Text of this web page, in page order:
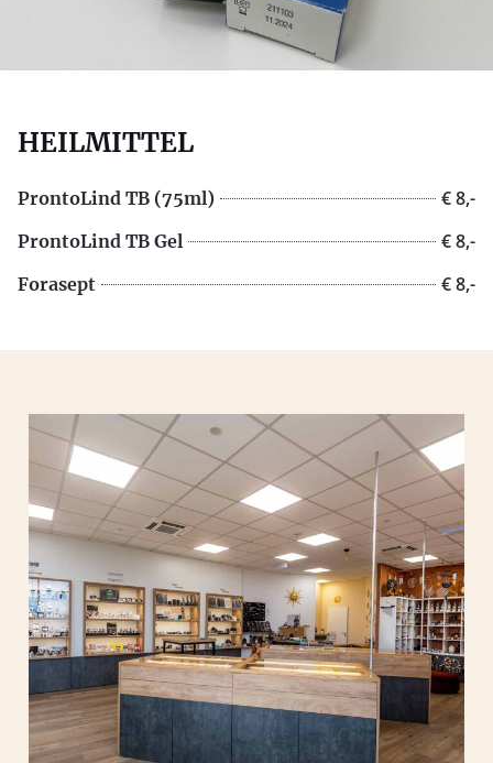
HEILMITTEL
ProntoLind TB (75ml) € 8,-
ProntoLind TB Gel € 8,-
Forasept € 8,-